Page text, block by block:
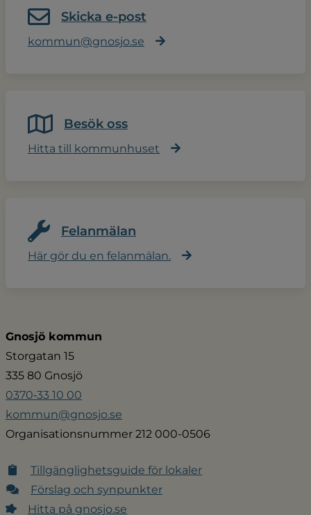
Skicka e-post
kommun@gnosjo.se
Besök oss
Hitta till kommunhuset
Felanmälan
Här gör du en felanmälan.
Gnosjö kommun
Storgatan 15
335 80 Gnosjö
0370‑33 10 00
kommun@gnosjo.se
Organisationsnummer 212 000-0506
Tillgänglighetsguide för lokaler
Förslag och synpunkter
Hitta på gnosjo.se